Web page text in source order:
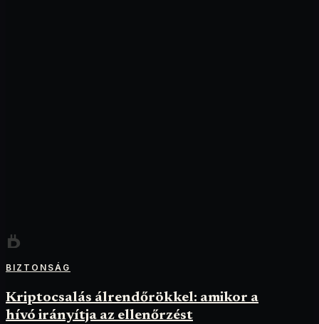
BIZTONSÁG
Kriptocsalás álrendőrökkel: amikor a
hívó irányítja az ellenőrzést